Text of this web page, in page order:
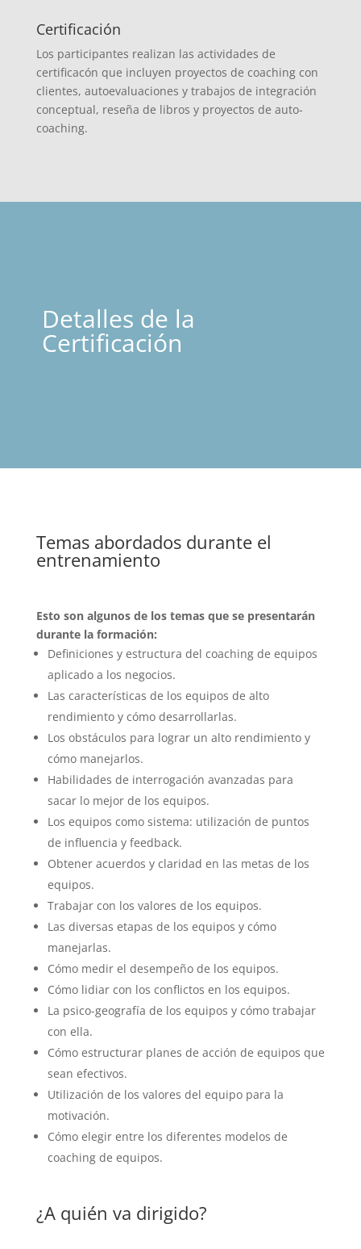
Certificación
Los participantes realizan las actividades de
certificacón que incluyen proyectos de coaching con
clientes, autoevaluaciones y trabajos de integración
conceptual, reseña de libros y proyectos de auto-
coaching.
Detalles de la
Certificación
Temas abordados durante el
entrenamiento
Esto son algunos de los temas que se presentarán
durante la formación:
Definiciones y estructura del coaching de equipos
aplicado a los negocios.
Las características de los equipos de alto
rendimiento y cómo desarrollarlas.
Los obstáculos para lograr un alto rendimiento y
cómo manejarlos.
Habilidades de interrogación avanzadas para
sacar lo mejor de los equipos.
Los equipos como sistema: utilización de puntos
de influencia y feedback.
Obtener acuerdos y claridad en las metas de los
equipos.
Trabajar con los valores de los equipos.
Las diversas etapas de los equipos y cómo
manejarlas.
Cómo medir el desempeño de los equipos.
Cómo lidiar con los conflictos en los equipos.
La psico-geografía de los equipos y cómo trabajar
con ella.
Cómo estructurar planes de acción de equipos que
sean efectivos.
Utilización de los valores del equipo para la
motivación.
Cómo elegir entre los diferentes modelos de
coaching de equipos.
¿A quién va dirigido?